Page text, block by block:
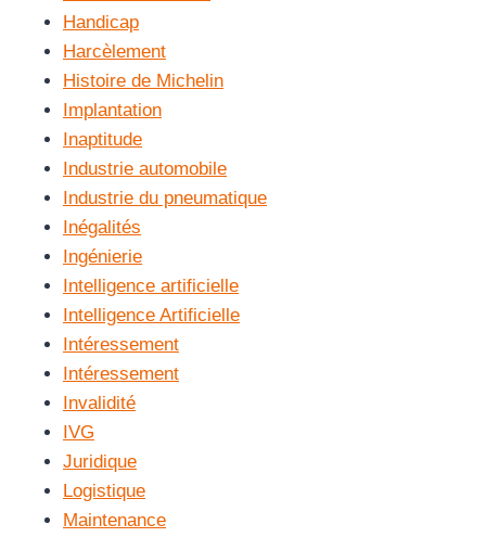
Handicap
Harcèlement
Histoire de Michelin
Implantation
Inaptitude
Industrie automobile
Industrie du pneumatique
Inégalités
Ingénierie
Intelligence artificielle
Intelligence Artificielle
Intéressement
Intéressement
Invalidité
IVG
Juridique
Logistique
Maintenance